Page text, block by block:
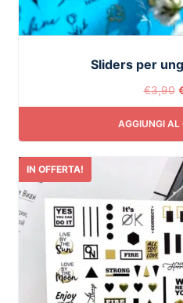
Sliders per
€3,90
AGGIUNGI AL
IN OFFERTA!